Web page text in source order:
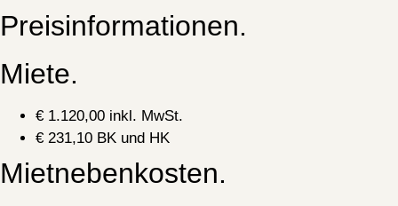
Preisinformationen.
Miete.
€ 1.120,00 inkl. MwSt.
€ 231,10 BK und HK
Mietnebenkosten.